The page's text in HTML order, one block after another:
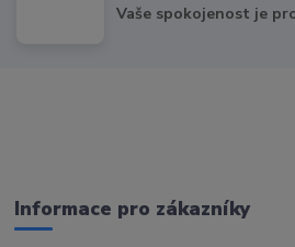
Vaše spokojenost je
Informace pro zákazníky